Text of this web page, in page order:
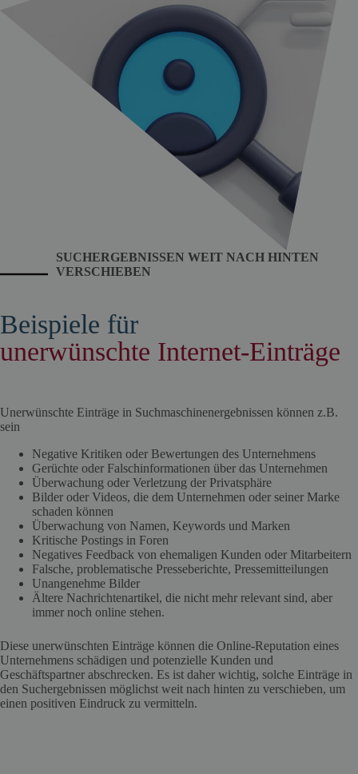
SUCHERGEBNISSEN WEIT NACH HINTEN
VERSCHIEBEN
Beispiele für
unerwünschte Internet-Einträge
Unerwünschte Einträge in Suchmaschinenergebnissen können z.B.
sein
Negative Kritiken oder Bewertungen des Unternehmens
Gerüchte oder Falschinformationen über das Unternehmen
Überwachung oder Verletzung der Privatsphäre
Bilder oder Videos, die dem Unternehmen oder seiner Marke
schaden können
Überwachung von Namen, Keywords und Marken
Kritische Postings in Foren
Negatives Feedback von ehemaligen Kunden oder Mitarbeitern
Falsche, problematische Presseberichte, Pressemitteilungen
Unangenehme Bilder
Ältere Nachrichtenartikel, die nicht mehr relevant sind, aber
immer noch online stehen.
Diese unerwünschten Einträge können die Online-Reputation eines
Unternehmens schädigen und potenzielle Kunden und
Geschäftspartner abschrecken. Es ist daher wichtig, solche Einträge in
den Suchergebnissen möglichst weit nach hinten zu verschieben, um
einen positiven Eindruck zu vermitteln.